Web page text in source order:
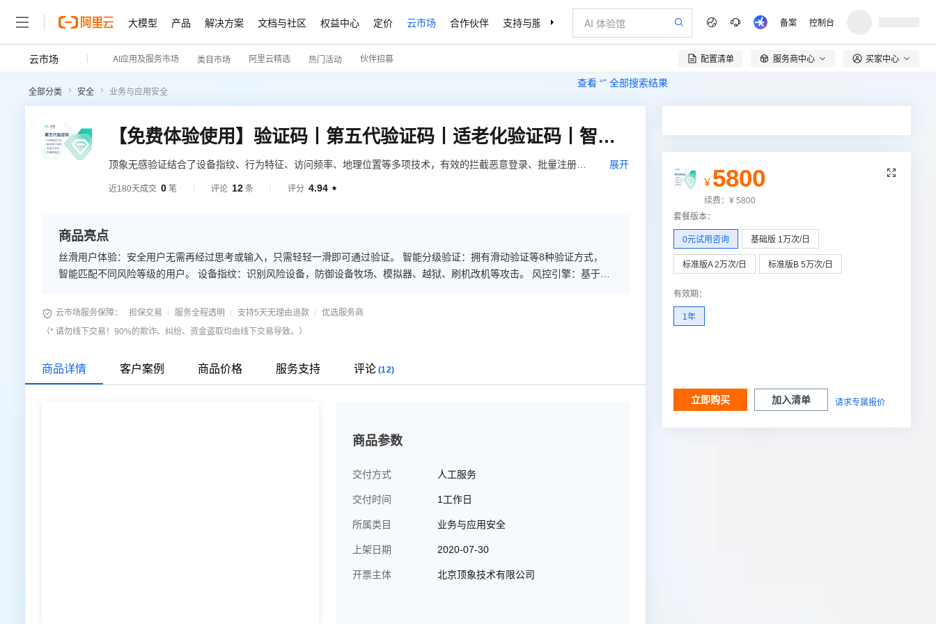
大模型 产品 解决方案 文档与社区 权益中心 定价 云市场 合作伙伴 支持与服务 了解阿里云
查看 “” 全部搜索结果
备案 控制台
云市场 AI应用及服务市场 类目市场 阿里云精选 热门活动 伙伴招募 配置清单  服务商中心 买家中心
全部分类 安全 业务与应用安全
【免费体验使用】验证码丨第五代验证码丨适老化验证码丨智能无感验证码丨滑动验证丨滑块验证码丨行为验证丨Captcha
顶象无感验证结合了设备指纹、行为特征、访问频率、地理位置等多项技术，有效的拦截恶意登录、批量注册，
展开
近180天成交 0 笔 评论 12 条 评分 4.94 
商品亮点
丝滑用户体验：安全用户无需再经过思考或输入，只需轻轻一滑即可通过验证。 智能分级验证：拥有滑动验证等8种验证方式，
智能匹配不同风险等级的用户。 设备指纹：识别风险设备，防御设备牧场、模拟器、越狱、刷机改机等攻击。 风控引擎：基于用
化识别能力。 可视化图表：防御拦截数据尽收眼底，实时查看当日验证详情与近期验证趋势。 定制化设置：自定义验证场景、模
 云市场服务保障： 担保交易 服务全程透明 支持5天无理由退款
优选服务商
（* 请勿线下交易！90%的欺诈、纠纷、资金盗取均由线下交易导致。）
商品详情 客户案例 商品价格 服务支持 评论 (12)
商品参数
交付方式 人工服务
交付时间 1工作日
所属类目 业务与应用安全
上架日期 2020-07-30
开票主体 北京顶象技术有限公司

¥ 5800
续费：¥ 5800
套餐版本：
0元试用咨询 基础版 1万次/日
标准版A 2万次/日 标准版B 5万次/日
有效期 ：
1年
立即购买 加入清单 请求专属报价